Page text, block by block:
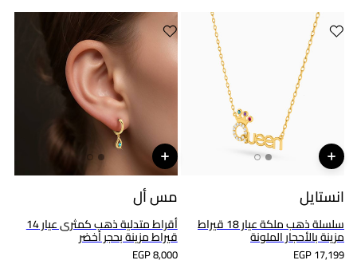
انستايل
سلسلة ذهب ملكة عيار 18 قيراط
مزينة بالأحجار الملونة
EGP 17,199
مس أل
أقراط متدلية ذهب كمثرى عيار 14
قيراط مزينة بحجر أخضر
EGP 8,000